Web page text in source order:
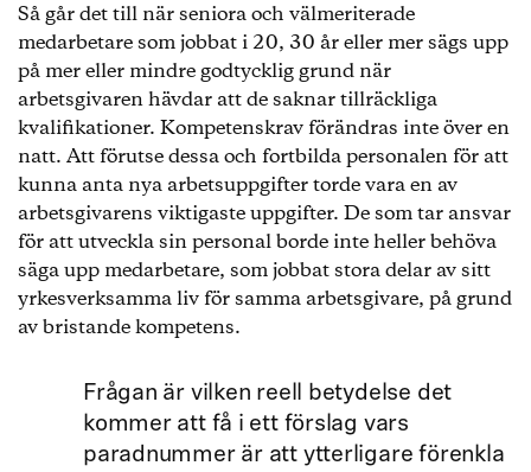
Så går det till när seniora och välmeriterade
medarbetare som jobbat i 20, 30 år eller mer sägs upp
på mer eller mindre godtycklig grund när
arbetsgivaren hävdar att de saknar tillräckliga
kvalifikationer. Kompetenskrav förändras inte över en
natt. Att förutse dessa och fortbilda personalen för att
kunna anta nya arbetsuppgifter torde vara en av
arbetsgivarens viktigaste uppgifter. De som tar ansvar
för att utveckla sin personal borde inte heller behöva
säga upp medarbetare, som jobbat stora delar av sitt
yrkesverksamma liv för samma arbetsgivare, på grund
av bristande kompetens.
Frågan är vilken reell betydelse det
kommer att få i ett förslag vars
paradnummer är att ytterligare förenkla